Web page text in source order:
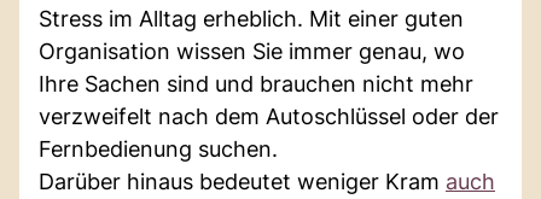
Stress im Alltag erheblich. Mit einer guten
Organisation wissen Sie immer genau, wo
Ihre Sachen sind und brauchen nicht mehr
verzweifelt nach dem Autoschlüssel oder der
Fernbedienung suchen.
Darüber hinaus bedeutet weniger Kram auch